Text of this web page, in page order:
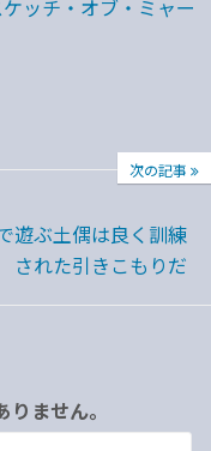
ッチ・オブ・ミャー
次の記事
遊ぶ土偶は良く訓練
された引きこもりだ
ません。